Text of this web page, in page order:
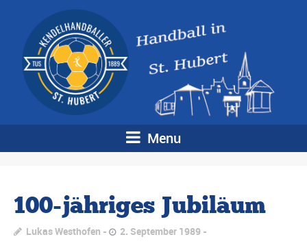
Menu
100-jähriges Jubiläum
Lukas Westhofen 2. September 1989